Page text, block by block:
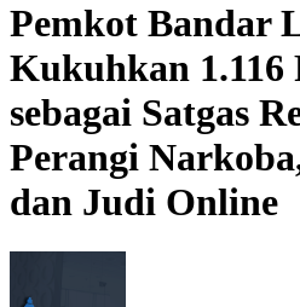
Pemkot Bandar
Kukuhkan 1.116
sebagai Satgas
Perangi
dan Judi Online